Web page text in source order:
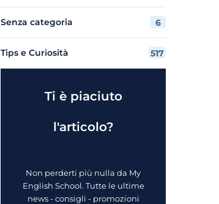
Senza categoria 6
Tips e Curiosità 517
Ti è piaciuto
l'articolo?
Non perderti più nulla da My
English School. Tutte le ultime
news - consigli - promozioni